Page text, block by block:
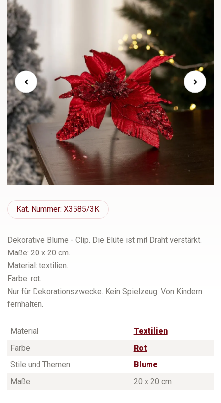
Kat. Nummer: X3585/3K
Dekorative Blume - Clip. Die Blüte ist mit Draht verstärkt.
Maße: 20 x 20 cm.
Material: textilien.
Farbe: rot.
Nur für Dekorationszwecke. Kein Spielzeug. Von Kindern
fernhalten.
Material
Textilien
Farbe
Rot
Stile und Themen
Blume
Maße
20 x 20 cm